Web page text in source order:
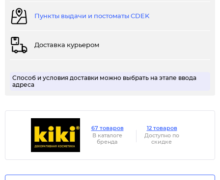
Пункты выдачи и постоматы CDEK
Доставка курьером
Способ и условия доставки можно выбрать на этапе ввода
адреса
67 товаров
В каталоге
бренда
12 товаров
Доступно по
скидке